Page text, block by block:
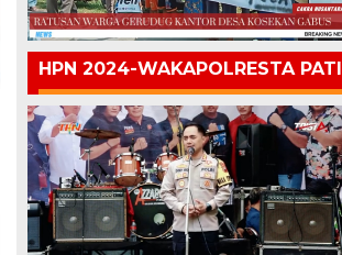
HPN 2024-WAKAPOLRESTA PATI